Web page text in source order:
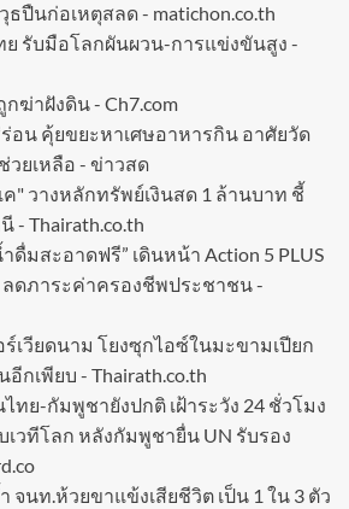
ปืนก่อเหตุสลด - matichon.co.th
ย รับมือโลกผันผวน-การแข่งขันสูง -
ฆ่าฝังดิน - Ch7.com
อน คุ้ยขยะหาเศษอาหารกิน อาศัยวัด
ยเหลือ - ข่าวสด
" วางหลักทรัพย์เงินสด 1 ล้านบาท ชี้
Thairath.co.th
ดื่มสะอาดฟรี” เดินหน้า Action 5 PLUS
ดภาระค่าครองชีพประชาชน -
เวียดนาม โยงซุกไอซ์ในมะขามเปียก
กเพียบ - Thairath.co.th
ทย-กัมพูชายังปกติ เฝ้าระวัง 24 ชั่วโมง
เวทีโลก หลังกัมพูชายื่น UN รับรอง
จนท.ห้วยขาแข้งเสียชีวิต เป็น 1 ใน 3 ตัว